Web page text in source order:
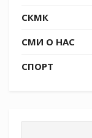
СКМК
СМИ О НАС
СПОРТ